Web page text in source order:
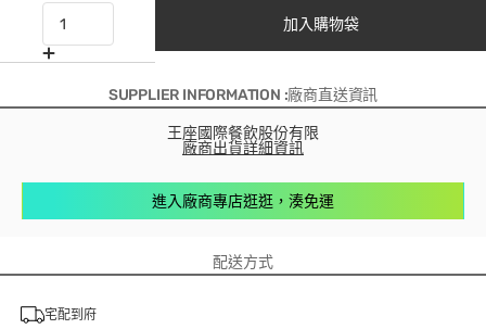
加入購物袋
SUPPLIER INFORMATION :廠商直送資訊
王座國際餐飲股份有限
廠商出貨詳細資訊
進入廠商專店逛逛，湊免運
配送方式
宅配到府